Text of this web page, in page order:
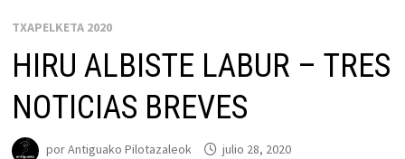
TXAPELKETA 2020
HIRU ALBISTE LABUR – TRES
NOTICIAS BREVES
porAntiguako Pilotazaleok julio 28, 2020